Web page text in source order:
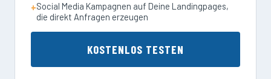
Social Media Kampagnen auf Deine Landingpages,
die direkt Anfragen erzeugen
KOSTENLOS TESTEN